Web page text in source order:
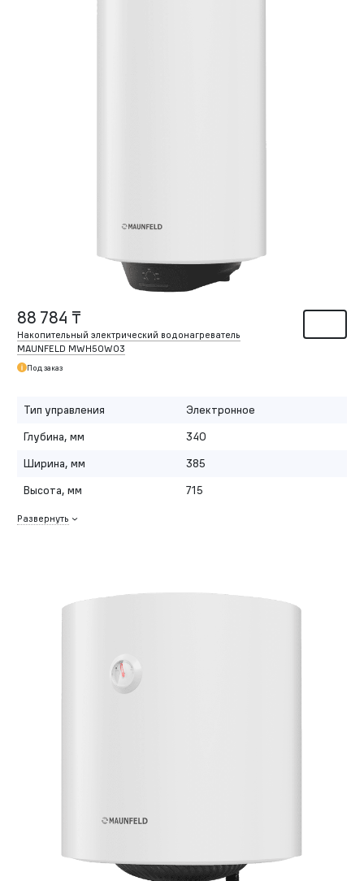
88 784 ₸
Накопительный электрический водонагреватель
MAUNFELD MWH50W03
Под заказ
Тип управления
Электронное
Глубина, мм
340
Ширина, мм
385
Высота, мм
715
Развернуть